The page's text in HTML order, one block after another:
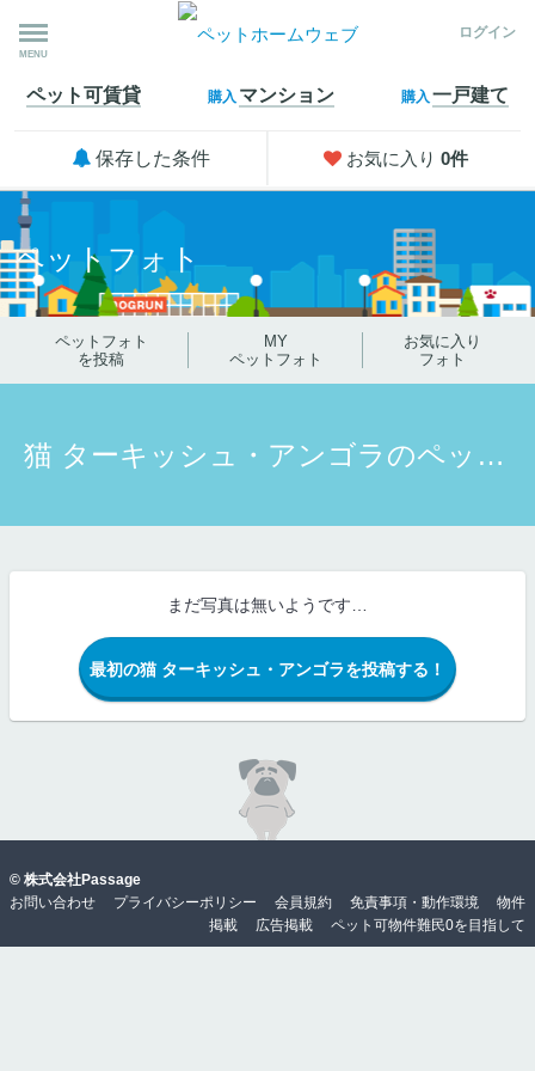
MENU
ログイン
ペット可賃貸 購入 マンション 購入 一戸建て
保存した条件 お気に入り 0件
ペットフォト
ペットフォト
を投稿
MY
ペットフォト
お気に入り
フォト
猫 ターキッシュ・アンゴラのペットフォト
まだ写真は無いようです…
最初の猫 ターキッシュ・アンゴラを投稿する！
© 株式会社Passage
お問い合わせ
プライバシーポリシー 会員規約 免責事項・動作環境
物件
掲載
広告掲載 ペット可物件難民0を目指して